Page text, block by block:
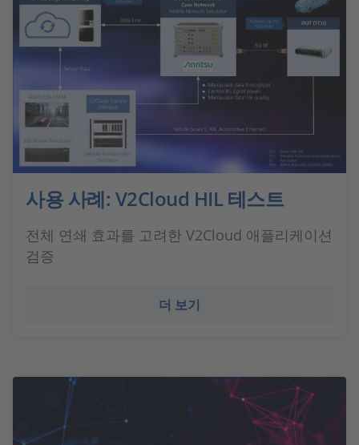
사용 사례: V2Cloud HIL 테스트
전체 연쇄 효과를 고려한 V2Cloud 애플리케이션
검증
더 보기